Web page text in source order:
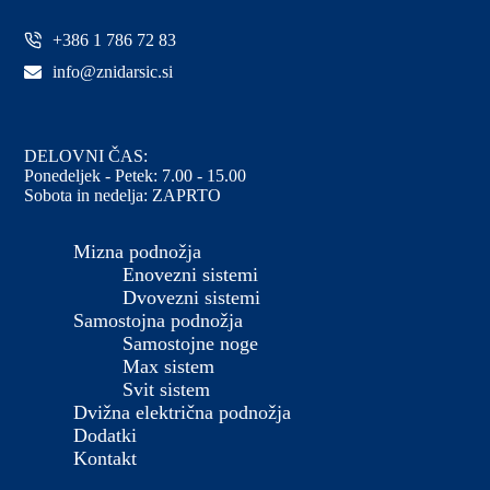
+386 1 786 72 83
info@znidarsic.si
DELOVNI ČAS:
Ponedeljek - Petek: 7.00 - 15.00
Sobota in nedelja: ZAPRTO
Mizna podnožja
Enovezni sistemi
Dvovezni sistemi
Samostojna podnožja
Samostojne noge
Max sistem
Svit sistem
Dvižna električna podnožja
Dodatki
Kontakt